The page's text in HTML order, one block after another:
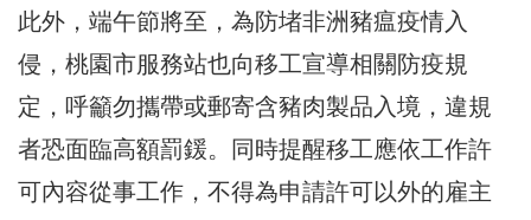
此外，端午節將至，為防堵非洲豬瘟疫情入
侵，桃園市服務站也向移工宣導相關防疫規
定，呼籲勿攜帶或郵寄含豬肉製品入境，違規
者恐面臨高額罰鍰。同時提醒移工應依工作許
可內容從事工作，不得為申請許可以外的雇主